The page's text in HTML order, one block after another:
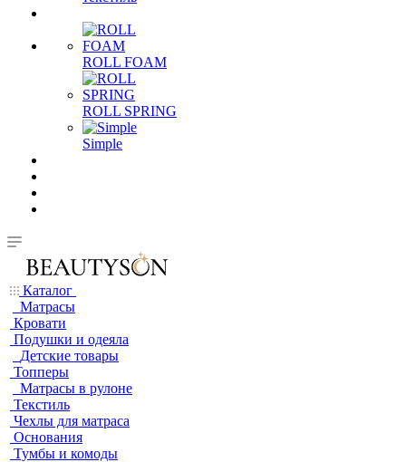
ROLL FOAM
ROLL SPRING
Simple
Каталог
Матрасы
Кровати
Подушки и одеяла
Детские товары
Топперы
Матрасы в рулоне
Текстиль
Чехлы для матраса
Основания
Тумбы и комоды